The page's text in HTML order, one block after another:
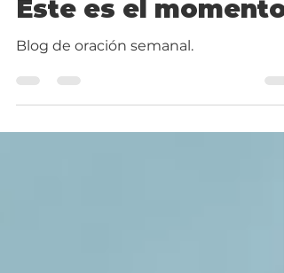
Este es el momento
Blog de oración semanal.